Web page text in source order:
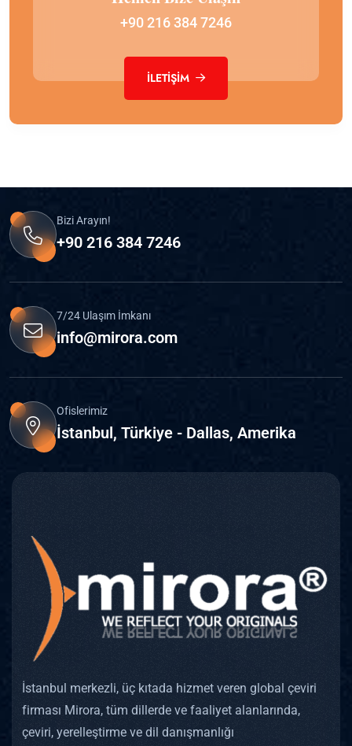
+90 216 384 7246
İLETIŞIM
Bizi Arayın!
+90 216 384 7246
7/24 Ulaşım İmkanı
info@mirora.com
Ofislerimiz
İstanbul, Türkiye - Dallas, Amerika
İstanbul merkezli, üç kıtada hizmet veren global çeviri
firması Mirora, tüm dillerde ve faaliyet alanlarında,
çeviri, yerelleştirme ve dil danışmanlığı